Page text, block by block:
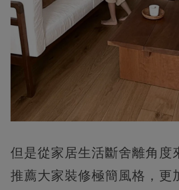
但是從家居生活斷舍離角度
推薦大家裝修極簡風格，更